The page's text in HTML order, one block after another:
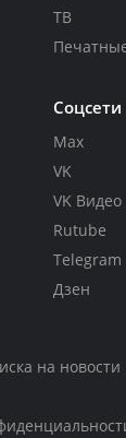
ТВ
Соцсети
Max
VK
VK Видео
Rutube
Telegram
Дзен
на новости